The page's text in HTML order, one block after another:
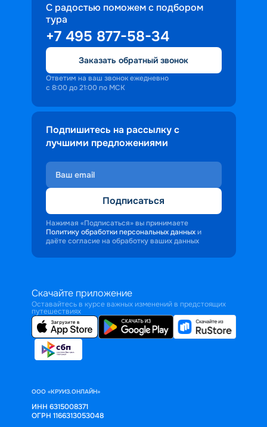
С радостью поможем с подбором
тура
+7 495 877-58-34
Заказать обратный звонок
Ответим на ваш звонок ежедневно
с 8:00 до 21:00 по МСК
Подпишитесь на рассылку с
лучшими предложениями
Подписаться
Нажимая «Подписаться» вы принимаете
Политику обработки персональных данных и
даёте согласие на обработку ваших данных
Скачайте приложение
Оставайтесь в курсе важных изменений в предстоящих
путешествиях
ООО «КРУИЗ.ОНЛАЙН»
ИНН 6315008371
ОГРН 1166313053048